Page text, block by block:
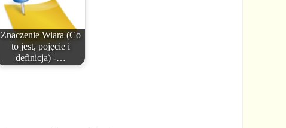
Znaczenie Wiara (Co
to jest, pojęcie i
definicja) -…